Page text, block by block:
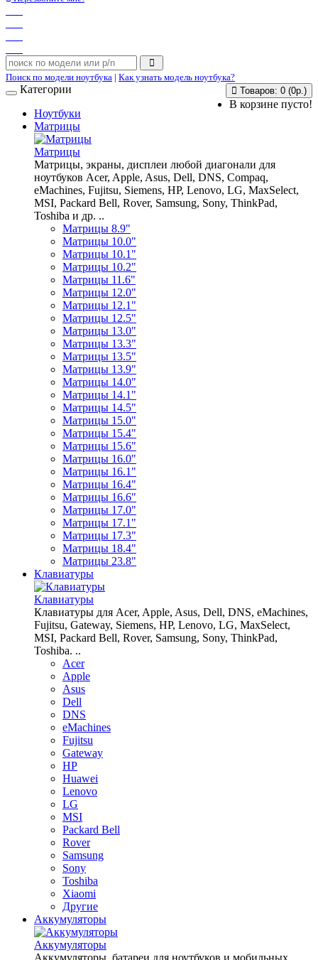
Поиск по модели ноутбука | Как узнать модель ноутбука?
Товаров: 0 (0р.)
В корзине пусто!
Категории
Ноутбуки
Матрицы
Матрицы
Матрицы, экраны, дисплеи любой диагонали для
ноутбуков Acer, Apple, Asus, Dell, DNS, Compaq,
eMachines, Fujitsu, Siemens, HP, Lenovo, LG, MaxSelect,
MSI, Packard Bell, Rover, Samsung, Sony, ThinkPad,
Toshiba и др. ..
Матрицы 8.9"
Матрицы 10.0"
Матрицы 10.1"
Матрицы 10.2"
Матрицы 11.6"
Матрицы 12.0"
Матрицы 12.1"
Матрицы 12.5"
Матрицы 13.0"
Матрицы 13.3"
Матрицы 13.5"
Матрицы 13.9"
Матрицы 14.0"
Матрицы 14.1"
Матрицы 14.5"
Матрицы 15.0"
Матрицы 15.4"
Матрицы 15.6"
Матрицы 16.0"
Матрицы 16.1"
Матрицы 16.4"
Матрицы 16.6"
Матрицы 17.0"
Матрицы 17.1"
Матрицы 17.3"
Матрицы 18.4"
Матрицы 23.8"
Клавиатуры
Клавиатуры
Клавиатуры для Acer, Apple, Asus, Dell, DNS, eMachines,
Fujitsu, Gateway, Siemens, HP, Lenovo, LG, MaxSelect,
MSI, Packard Bell, Rover, Samsung, Sony, ThinkPad,
Toshiba. ..
Acer
Apple
Asus
Dell
DNS
eMachines
Fujitsu
Gateway
HP
Huawei
Lenovo
LG
MSI
Packard Bell
Rover
Samsung
Sony
Toshiba
Xiaomi
Другие
Аккумуляторы
Аккумуляторы
Аккумуляторы, батареи для ноутбуков и мобильных